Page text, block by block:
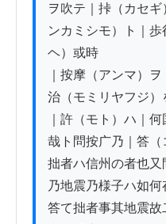
ヲ吹テ｜挊（カセ
ンカミシモ）ト｜
ヘ）或時
｜按摩（アンマ）
治（モミリヤフジ）
｜許（モト）ハ｜
哉ト問按广乃｜答（
拙者ハ信州の者也
乃地震乃様子ハ如
答て拙者事其地震故